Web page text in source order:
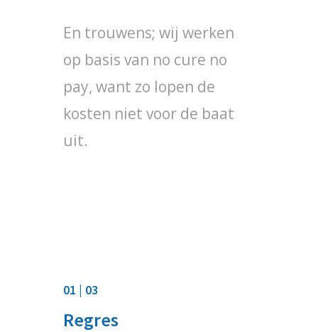
En trouwens; wij werken
op basis van no cure no
pay, want zo lopen de
kosten niet voor de baat
uit.
01 | 03
Regres